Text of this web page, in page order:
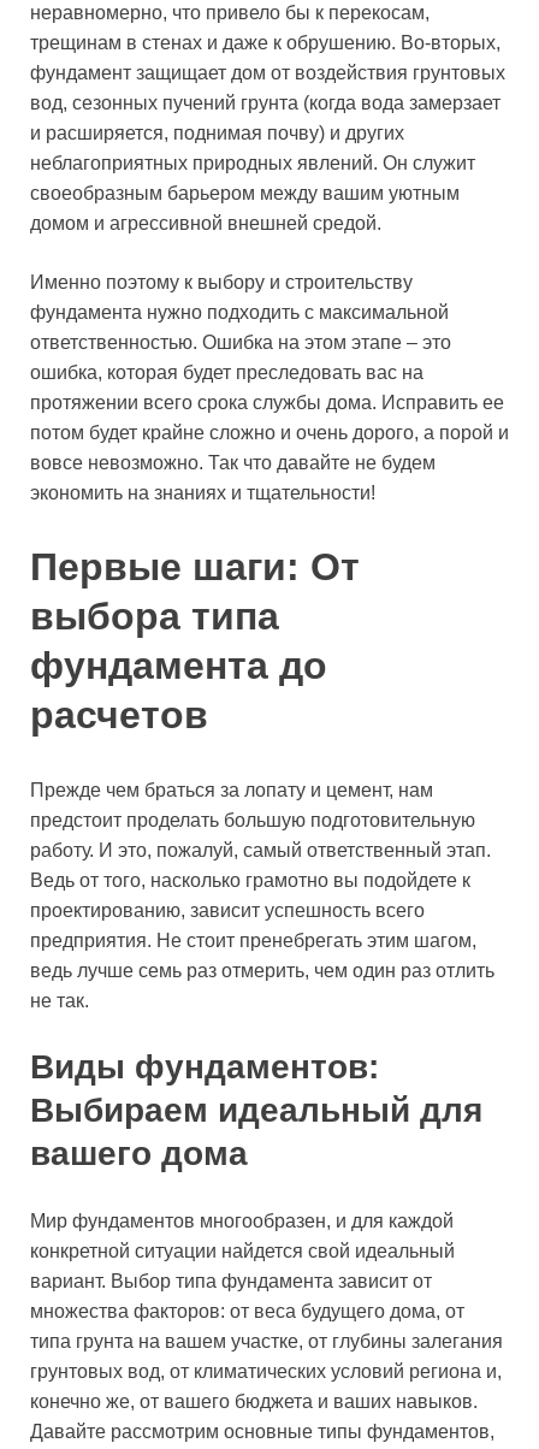
неравномерно, что привело бы к перекосам,
трещинам в стенах и даже к обрушению. Во-вторых,
фундамент защищает дом от воздействия грунтовых
вод, сезонных пучений грунта (когда вода замерзает
и расширяется, поднимая почву) и других
неблагоприятных природных явлений. Он служит
своеобразным барьером между вашим уютным
домом и агрессивной внешней средой.
Именно поэтому к выбору и строительству
фундамента нужно подходить с максимальной
ответственностью. Ошибка на этом этапе – это
ошибка, которая будет преследовать вас на
протяжении всего срока службы дома. Исправить ее
потом будет крайне сложно и очень дорого, а порой и
вовсе невозможно. Так что давайте не будем
экономить на знаниях и тщательности!
Первые шаги: От
выбора типа
фундамента до
расчетов
Прежде чем браться за лопату и цемент, нам
предстоит проделать большую подготовительную
работу. И это, пожалуй, самый ответственный этап.
Ведь от того, насколько грамотно вы подойдете к
проектированию, зависит успешность всего
предприятия. Не стоит пренебрегать этим шагом,
ведь лучше семь раз отмерить, чем один раз отлить
не так.
Виды фундаментов:
Выбираем идеальный для
вашего дома
Мир фундаментов многообразен, и для каждой
конкретной ситуации найдется свой идеальный
вариант. Выбор типа фундамента зависит от
множества факторов: от веса будущего дома, от
типа грунта на вашем участке, от глубины залегания
грунтовых вод, от климатических условий региона и,
конечно же, от вашего бюджета и ваших навыков.
Давайте рассмотрим основные типы фундаментов,